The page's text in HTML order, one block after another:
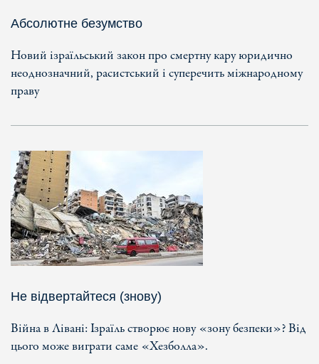
Абсолютне безумство
Новий ізраїльський закон про смертну кару юридично
неоднозначний, расистський і суперечить міжнародному
праву
Не відвертайтеся (знову)
Війна в Лівані: Ізраїль створює нову «зону безпеки»? Від
цього може виграти саме «Хезболла».